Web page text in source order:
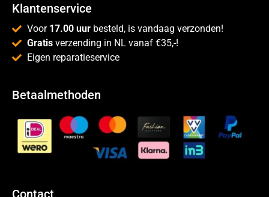
Klantenservice
Voor 17.00 uur besteld, is vandaag verzonden!
Gratis verzending in NL vanaf €35,-!
Eigen reparatieservice
Betaalmethoden
Contact